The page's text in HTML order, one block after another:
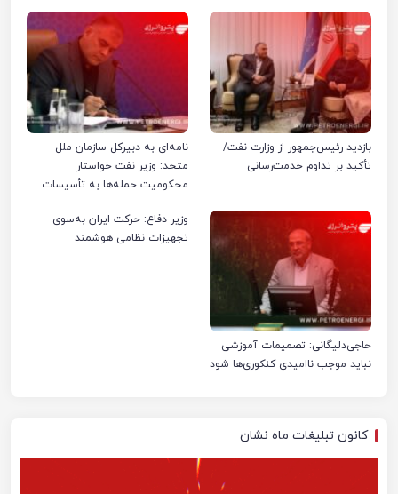
بازدید رئیس‌جمهور از وزارت نفت/
تأکید بر تداوم خدمت‌رسانی
نامه‌ای به دبیرکل سازمان ملل
متحد: وزیر نفت خواستار
محکومیت حمله‌ها به تأسیسات
حاجی‌دلیگانی: تصمیمات آموزشی
نباید موجب ناامیدی کنکوری‌ها شود
وزیر دفاع: حرکت ایران به‌سوی
تجهیزات نظامی هوشمند
کانون تبلیغات ماه نشان